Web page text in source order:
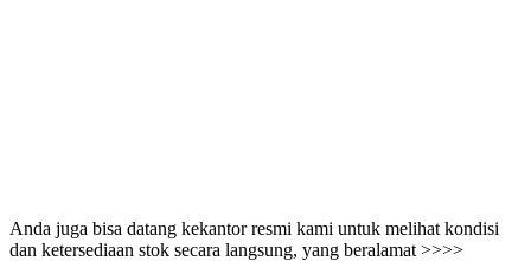
Anda juga bisa datang kekantor resmi kami untuk melihat kondisi
dan ketersediaan stok secara langsung, yang beralamat >>>>